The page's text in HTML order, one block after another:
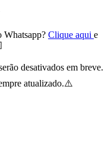
Whatsapp? Clique aqui e
desativados em breve.
atualizado.⚠️